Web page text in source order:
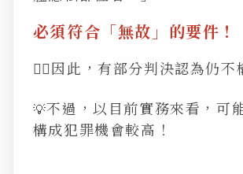
必須符合「無故」的要件！
👩‍⚖️因此，有部分判決認為仍不
💡不過，以目前實務來看，可
構成犯罪機會較高！